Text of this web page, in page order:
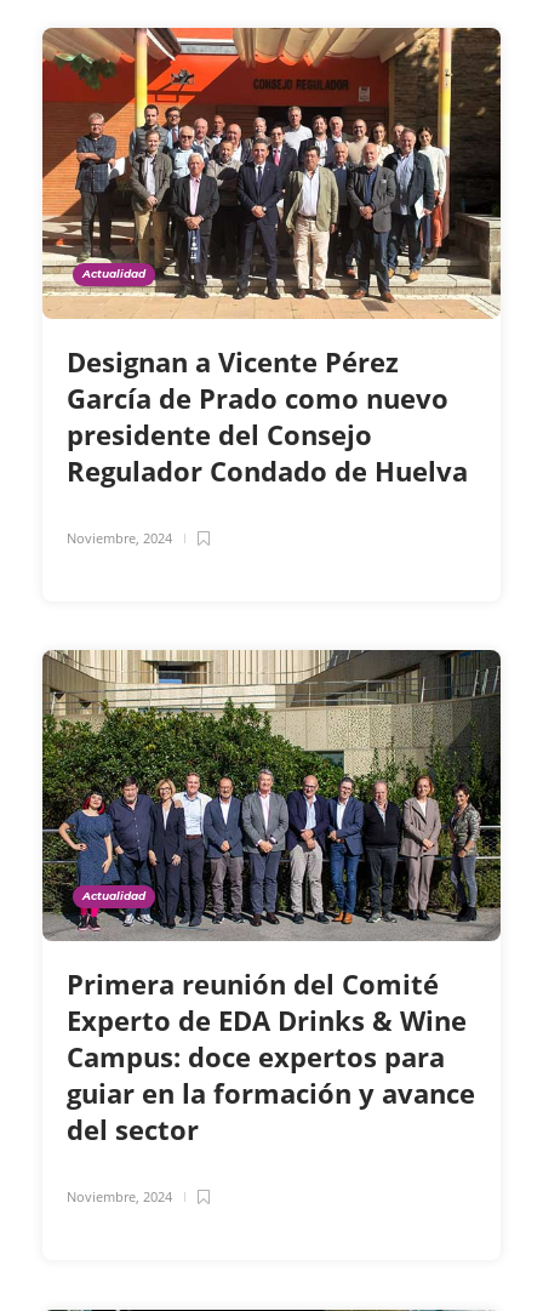
Actualidad
Designan a Vicente Pérez
García de Prado como nuevo
presidente del Consejo
Regulador Condado de Huelva
Noviembre, 2024
Actualidad
Primera reunión del Comité
Experto de EDA Drinks & Wine
Campus: doce expertos para
guiar en la formación y avance
del sector
Noviembre, 2024